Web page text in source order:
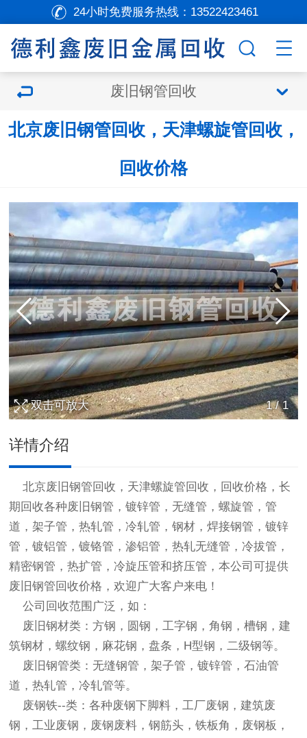
24小时免费服务热线： 13522423461
废旧钢管回收
北京废旧钢管回收，天津螺旋管回收，
回收价格
1/1
双击可放大
详情介绍
北京废旧钢管回收 ，天津螺旋管回收，回收价格，长
期回收各种废旧钢管，镀锌管，无缝管，螺旋管，管
道，架子管，热轧管，冷轧管，钢材，焊接钢管，镀锌
管，镀铝管，镀铬管，渗铝管，热轧无缝管，冷拔管，
精密钢管，热扩管，冷旋压管和挤压管，本公司可提供
废旧钢管回收价格，欢迎广大客户来电！
公司回收范围广泛，如：
废旧钢材类：方钢，圆钢，工字钢，角钢，槽钢，建
筑钢材，螺纹钢，麻花钢，盘条，H型钢，二级钢等。
废旧钢管类：无缝钢管，架子管，镀锌管，石油管
道，热轧管，冷轧管等。
废钢铁--类：各种废钢下脚料，工厂废钢，建筑废
钢，工业废钢，废钢废料，钢筋头，铁板角，废钢板，